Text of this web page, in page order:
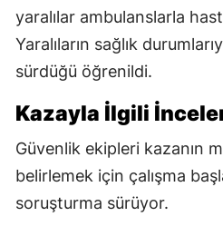
yaralılar ambulanslarla
Yaralıların sağlık
sürdüğü öğrenildi.
Kazayla İlgili
Güvenlik ekipleri kazanın
belirlemek için çalışma
soruşturma sürüyor.